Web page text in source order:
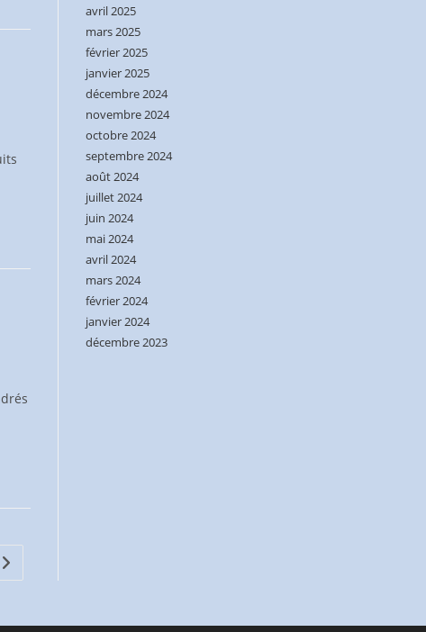
Aller à la page suivante
avril 2025
mars 2025
février 2025
janvier 2025
décembre 2024
novembre 2024
octobre 2024
septembre 2024
août 2024
juillet 2024
juin 2024
mai 2024
avril 2024
mars 2024
février 2024
janvier 2024
décembre 2023